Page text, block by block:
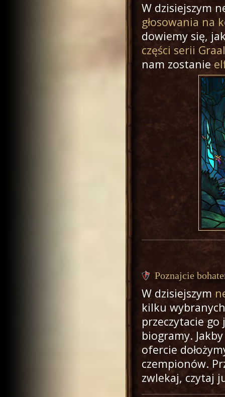
W dzisiejszym
głosowania na
dowiemy się,
części serii
nam zostanie
Poznajcie
W dzisiejszym
kilku
przeczytacie
biogramy.
ofercie
czempionów.
zwlekaj, czytaj